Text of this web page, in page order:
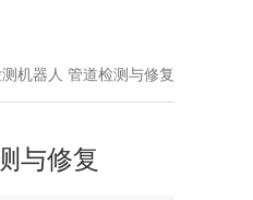
机器人 管道检测与修复
与修复